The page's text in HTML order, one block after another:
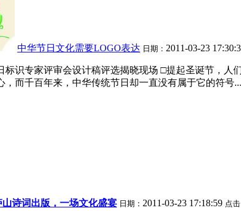
中华节日文化需要LOGO表达 日期： 2011-03-23
标识专家评审会设计稿评选揭晓现场 □提起圣诞节，
，而千百年来，中华传统节日却一直没有属于它的符号...
山诗词出版，一场文化盛宴 日期： 2011-03-23 17:18:59 点击